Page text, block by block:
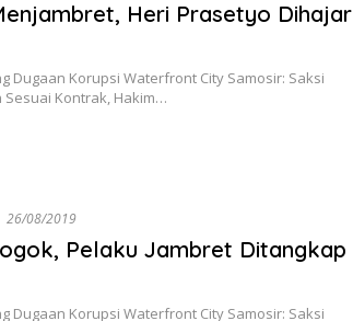
Heri Prasetyo Dihajar
Dugaan Korupsi Waterfront City Samosir: Saksi
Sesuai Kontrak, Hakim…
26/08/2019
Pelaku Jambret Ditangkap
Dugaan Korupsi Waterfront City Samosir: Saksi